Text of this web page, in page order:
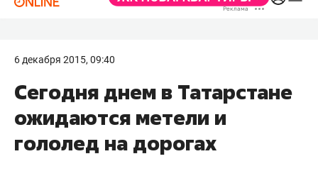
6 декабря 2015, 09:40
Сегодня днем в Татарстане
ожидаются метели и
гололед на дорогах